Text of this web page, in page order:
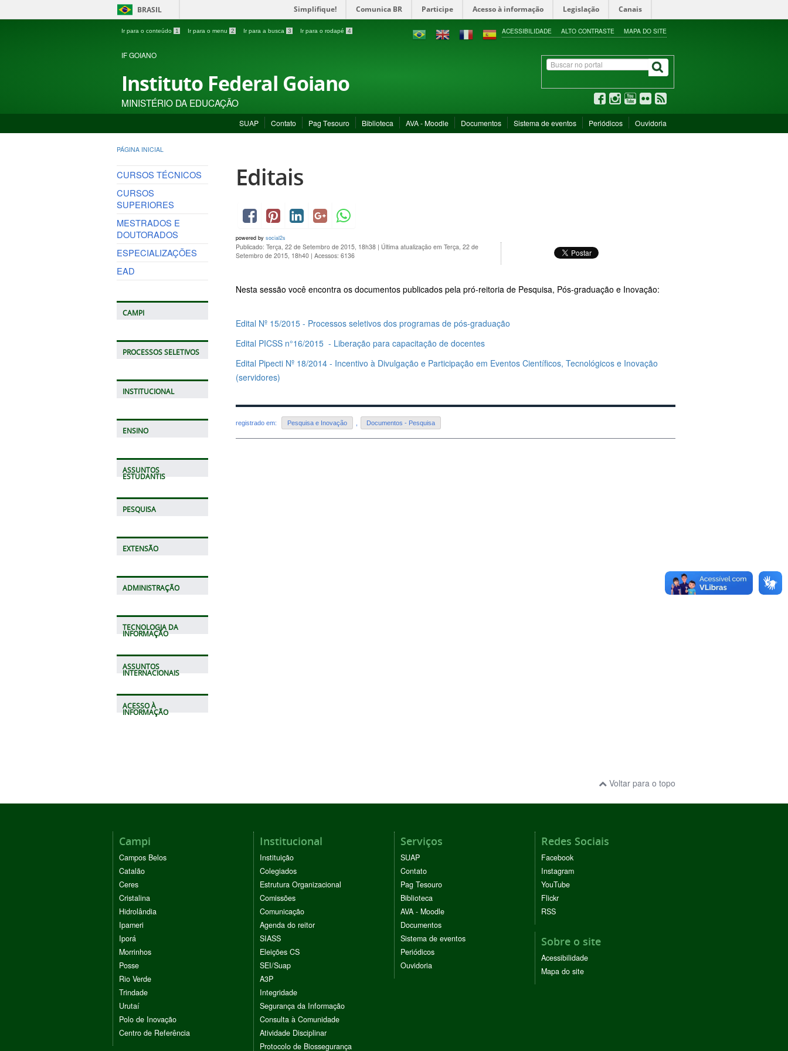
BRASIL Simplifique! Comunica BR Participe Acesso à informação Legislação Canais
Ir para o conteúdo 1 Ir para o menu 2 Ir para a busca 3 Ir para o rodapé 4 ACESSIBILIDADE ALTO CONTRASTE MAPA DO SITE
IF GOIANO
Instituto Federal Goiano
MINISTÉRIO DA EDUCAÇÃO
SUAP Contato Pag Tesouro Biblioteca AVA - Moodle Documentos Sistema de eventos Periódicos Ouvidoria
PÁGINA INICIAL
CURSOS TÉCNICOS
CURSOS
SUPERIORES
MESTRADOS E
DOUTORADOS
ESPECIALIZAÇÕES
EAD
CAMPI
PROCESSOS SELETIVOS
INSTITUCIONAL
ENSINO
ASSUNTOS
ESTUDANTIS
PESQUISA
EXTENSÃO
ADMINISTRAÇÃO
TECNOLOGIA DA
INFORMAÇÃO
ASSUNTOS
INTERNACIONAIS
ACESSO À
INFORMAÇÃO
Editais
powered by social2s
Publicado: Terça, 22 de Setembro de 2015, 18h38 | Última atualização em Terça, 22 de
Setembro de 2015, 18h40 | Acessos: 6136
Nesta sessão você encontra os documentos publicados pela pró-reitoria de Pesquisa, Pós-graduação e Inovação:
Edital Nº 15/2015 - Processos seletivos dos programas de pós-graduação
Edital PICSS n°16/2015 - Liberação para capacitação de docentes
Edital Pipecti Nº 18/2014 - Incentivo à Divulgação e Participação em Eventos Científicos, Tecnológicos e Inovação
(servidores)
registrado em: Pesquisa e Inovação Documentos - Pesquisa
Voltar para o topo
Campi
Campos Belos
Catalão
Ceres
Cristalina
Hidrolândia
Ipameri
Iporá
Morrinhos
Posse
Rio Verde
Trindade
Urutaí
Polo de Inovação
Centro de Referência
Institucional
Instituição
Colegiados
Estrutura Organizacional
Comissões
Comunicação
Agenda do reitor
SIASS
Eleições CS
SEI/Suap
A3P
Integridade
Segurança da Informação
Consulta à Comunidade
Atividade Disciplinar
Protocolo de Biossegurança
Serviços
SUAP
Contato
Pag Tesouro
Biblioteca
AVA - Moodle
Documentos
Sistema de eventos
Periódicos
Ouvidoria
Redes Sociais
Facebook
Instagram
YouTube
Flickr
RSS
Sobre o site
Acessibilidade
Mapa do site